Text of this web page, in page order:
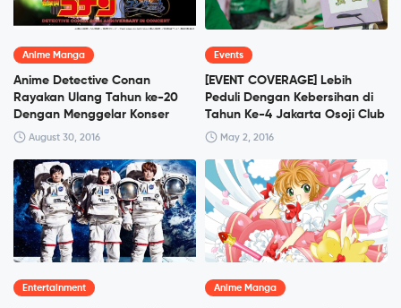
Anime Manga
Anime Detective Conan
Rayakan Ulang Tahun ke-20
Dengan Menggelar Konser
August 30, 2016
Events
[EVENT COVERAGE] Lebih
Peduli Dengan Kebersihan di
Tahun Ke-4 Jakarta Osoji Club
May 2, 2016
Entertainment Anime Manga